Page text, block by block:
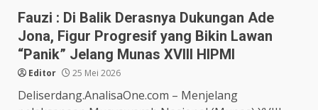
Fauzi : Di Balik Derasnya Dukungan Ade
Jona, Figur Progresif yang Bikin Lawan
“Panik” Jelang Munas XVIII HIPMI
Editor 25 Mei 2026
Deliserdang.AnalisaOne.com – Menjelang